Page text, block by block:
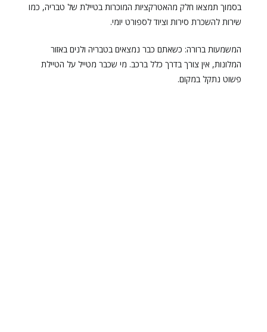
בסמוך תמצאו חלק מהאטרקציות המוכרות בטיילת של טבריה, כמו
שירות להשכרת סירות וציוד לספורט יומי.
המשמעות ברורה: כשאתם כבר נמצאים בטבריה ולנים באזור
המלונות, אין צורך בדרך כלל ברכב. מי שכבר מטייל על הטיילת
פשוט נתקל במקום.